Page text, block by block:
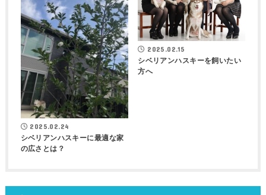
2025.02.24
シベリアンハスキーに最適な家
の広さとは？
2025.02.15
シベリアンハスキーを飼いたい
方へ